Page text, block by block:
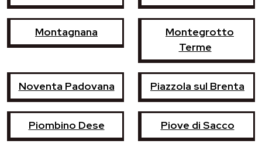
Montagnana
Montegrotto
Terme
Noventa Padovana Piazzola sul Brenta
Piombino Dese Piove di Sacco